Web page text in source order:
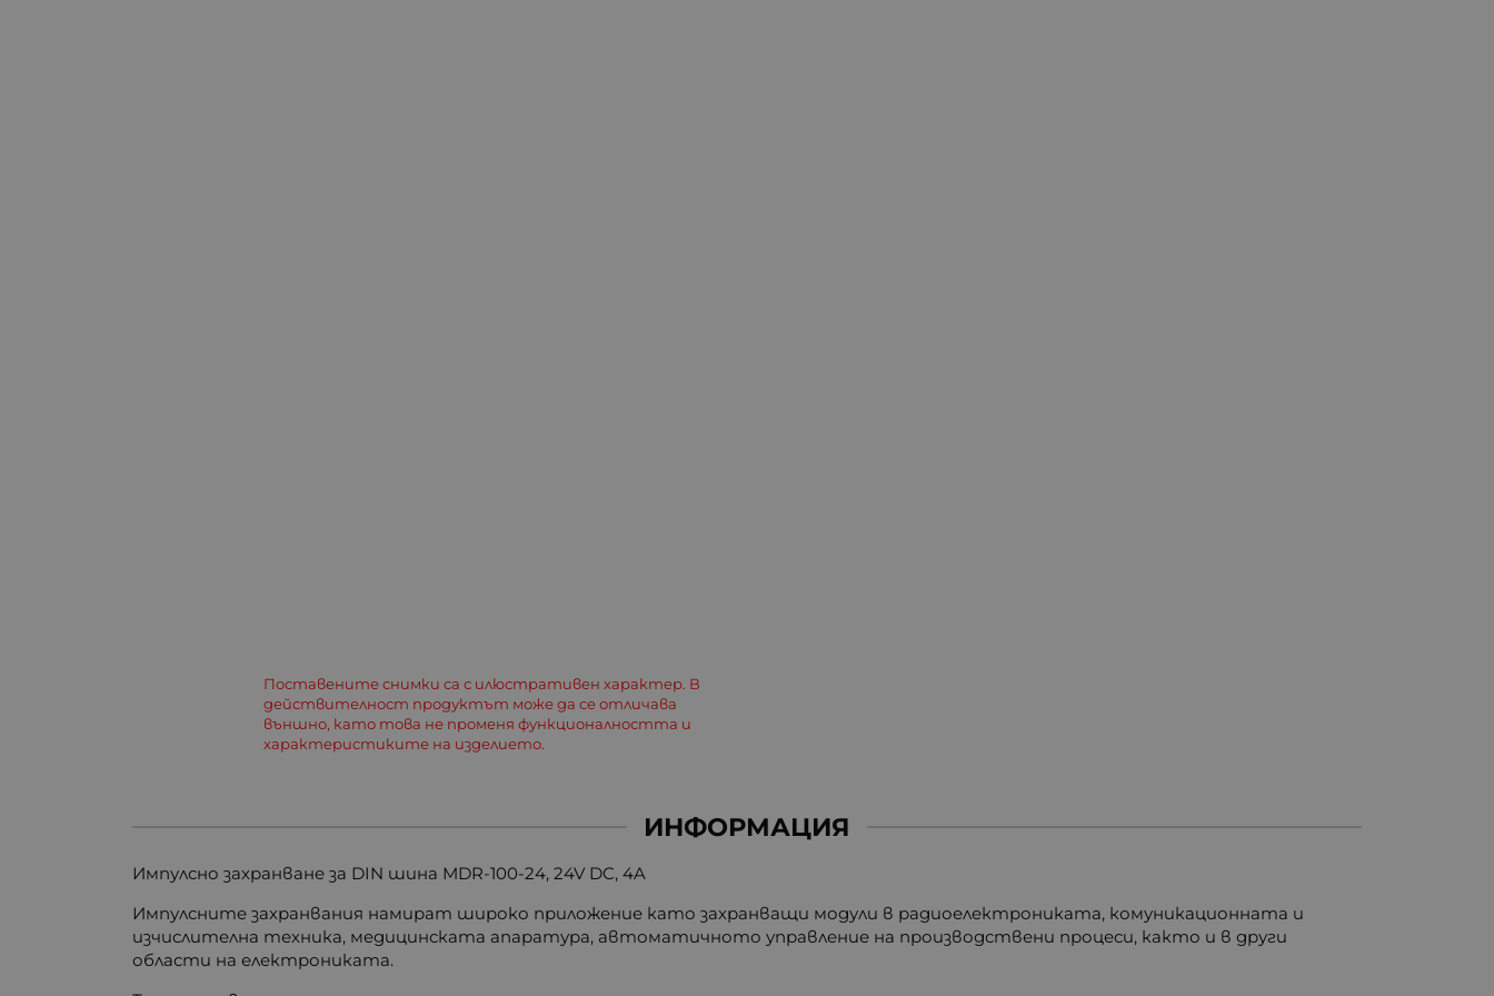
Поставените снимки са с илюстративен характер. В
действителност продуктът може да се отличава
външно, като това не променя функционалността и
характеристиките на изделието.
ИНФОРМАЦИЯ
Импулсно захранване за DIN шина MDR-100-24, 24V DC, 4A
Импулсните захранвания намират широко приложение като захранващи модули в радиоелектрониката, комуникационната и
изчислителна техника, медицинската апаратура, автоматичното управление на производствени процеси, както и в други
области на електрониката.